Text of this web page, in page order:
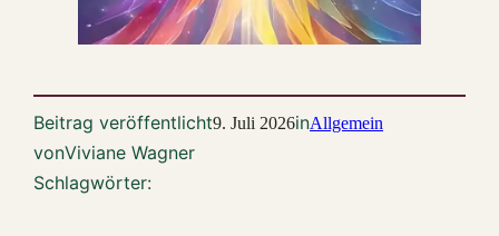
Beitrag veröffentlicht9. Juli 2026inAllgemein
vonViviane Wagner
Schlagwörter: